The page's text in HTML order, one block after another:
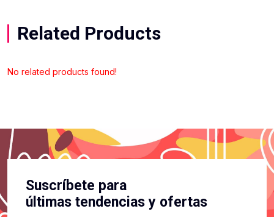
Related Products
No related products found!
Suscríbete para
últimas tendencias y ofertas